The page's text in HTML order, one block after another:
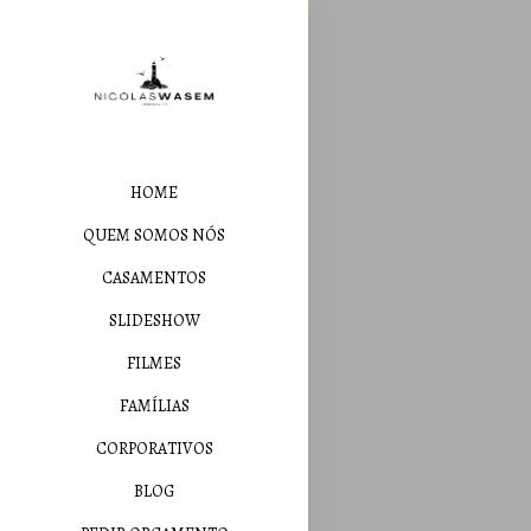
HOME
QUEM SOMOS NÓS
CASAMENTOS
SLIDESHOW
FILMES
FAMÍLIAS
CORPORATIVOS
BLOG